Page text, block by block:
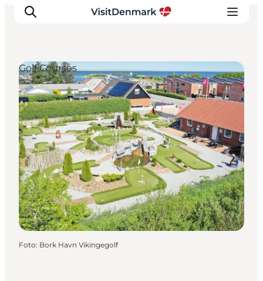
Inspiratie
Bestemmingen
Wat te doen
Accommodaties
Plan je reis
Golf Courses
Foto: Bork Havn Vikingegolf